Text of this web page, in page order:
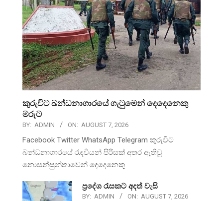
කුරුවිට බන්ධනාගාරයේ ගැටුමෙන් දෙදෙනෙකු
මරුට
BY: ADMIN ON: AUGUST 7, 2026
Facebook Twitter WhatsApp Telegram කුරුවිට
බන්ධනාගාරයේ රැඳවියන් පිරිසක් අතර ඇතිවූ
නොසන්සුන්තාවෙන් දෙදෙනෙකු
ප්‍රදේශ රැසකට අදත් වැසි
BY: ADMIN ON: AUGUST 7, 2026